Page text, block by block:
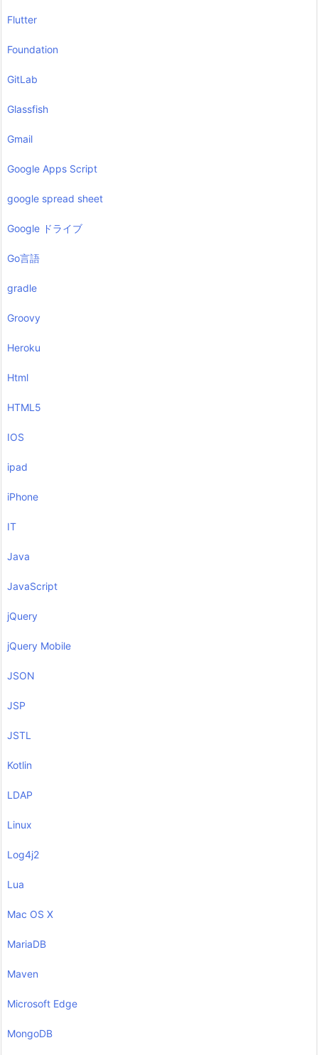
Flutter
Foundation
GitLab
Glassfish
Gmail
Google Apps Script
google spread sheet
Google ドライブ
Go言語
gradle
Groovy
Heroku
Html
HTML5
IOS
ipad
iPhone
IT
Java
JavaScript
jQuery
jQuery Mobile
JSON
JSP
JSTL
Kotlin
LDAP
Linux
Log4j2
Lua
Mac OS X
MariaDB
Maven
Microsoft Edge
MongoDB